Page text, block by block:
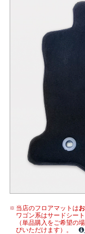
当店のフロアマットは
ワゴン系はサードシー
（単品購入をご希望の
びいただけます）。